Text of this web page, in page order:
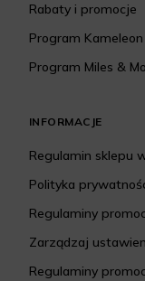
Rabaty i promocje
Program Kameleon
Program Miles &
INFORMACJE
Regulamin sklepu
Polityka
Regulaminy
Zarządzaj
Regulaminy